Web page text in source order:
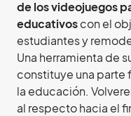
de los videojuegos
educativoscon el
estudiantes y
Una herramienta de
constituye una parte
la educación.
al respecto hacia el